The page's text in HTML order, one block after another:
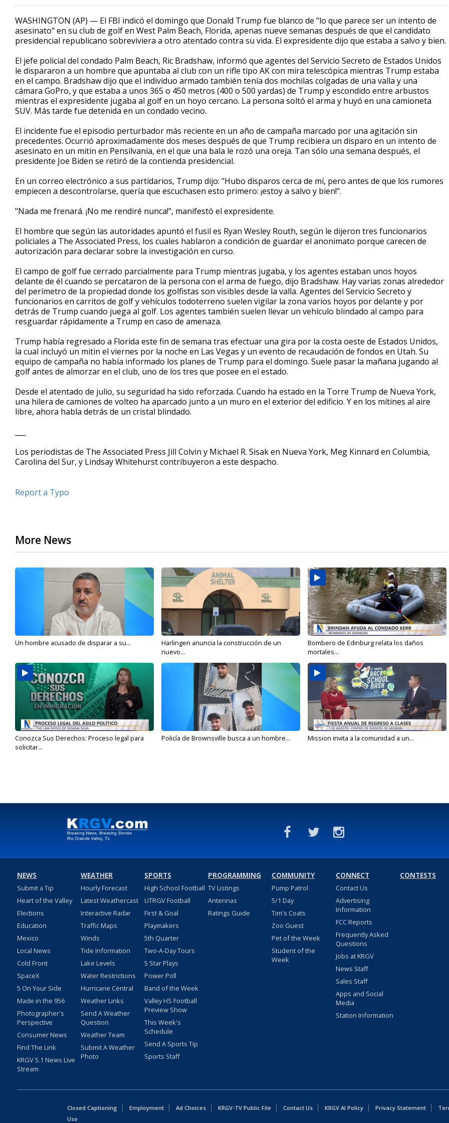
WASHINGTON (AP) — El FBI indicó el domingo que Donald Trump fue blanco de "lo que parece ser un intento de
asesinato" en su club de golf en West Palm Beach, Florida, apenas nueve semanas después de que el candidato
presidencial republicano sobreviviera a otro atentado contra su vida. El expresidente dijo que estaba a salvo y bien.
El jefe policial del condado Palm Beach, Ric Bradshaw, informó que agentes del Servicio Secreto de Estados Unidos
le dispararon a un hombre que apuntaba al club con un rifle tipo AK con mira telescópica mientras Trump estaba
en el campo. Bradshaw dijo que el individuo armado también tenía dos mochilas colgadas de una valla y una
cámara GoPro, y que estaba a unos 365 o 450 metros (400 o 500 yardas) de Trump y escondido entre arbustos
mientras el expresidente jugaba al golf en un hoyo cercano. La persona soltó el arma y huyó en una camioneta
SUV. Más tarde fue detenida en un condado vecino.
El incidente fue el episodio perturbador más reciente en un año de campaña marcado por una agitación sin
precedentes. Ocurrió aproximadamente dos meses después de que Trump recibiera un disparo en un intento de
asesinato en un mitin en Pensilvania, en el que una bala le rozó una oreja. Tan sólo una semana después, el
presidente Joe Biden se retiró de la contienda presidencial.
En un correo electrónico a sus partidarios, Trump dijo: "Hubo disparos cerca de mí, pero antes de que los rumores
empiecen a descontrolarse, quería que escuchasen esto primero: ¡estoy a salvo y bien!".
"Nada me frenará. ¡No me rendiré nunca!", manifestó el expresidente.
El hombre que según las autoridades apuntó el fusil es Ryan Wesley Routh, según le dijeron tres funcionarios
policiales a The Associated Press, los cuales hablaron a condición de guardar el anonimato porque carecen de
autorización para declarar sobre la investigación en curso.
El campo de golf fue cerrado parcialmente para Trump mientras jugaba, y los agentes estaban unos hoyos
delante de él cuando se percataron de la persona con el arma de fuego, dijo Bradshaw. Hay varias zonas alrededor
del perímetro de la propiedad donde los golfistas son visibles desde la valla. Agentes del Servicio Secreto y
funcionarios en carritos de golf y vehículos todoterreno suelen vigilar la zona varios hoyos por delante y por
detrás de Trump cuando juega al golf. Los agentes también suelen llevar un vehículo blindado al campo para
resguardar rápidamente a Trump en caso de amenaza.
Trump había regresado a Florida este fin de semana tras efectuar una gira por la costa oeste de Estados Unidos,
la cual incluyó un mitin el viernes por la noche en Las Vegas y un evento de recaudación de fondos en Utah. Su
equipo de campaña no había informado los planes de Trump para el domingo. Suele pasar la mañana jugando al
golf antes de almorzar en el club, uno de los tres que posee en el estado.
Desde el atentado de julio, su seguridad ha sido reforzada. Cuando ha estado en la Torre Trump de Nueva York,
una hilera de camiones de volteo ha aparcado junto a un muro en el exterior del edificio. Y en los mítines al aire
libre, ahora habla detrás de un cristal blindado.
Los periodistas de The Associated Press Jill Colvin y Michael R. Sisak en Nueva York, Meg Kinnard en Columbia,
Carolina del Sur, y Lindsay Whitehurst contribuyeron a este despacho.
Report a Typo
More News
Un hombre acusado de disparar a su...
Harlingen anuncia la construcción de un
nuevo...
Bombero de Edinburg relata los daños
mortales...
Conozca Sus Derechos: Proceso legal para
solicitar...
Policía de Brownsville busca a un hombre... Mission invita a la comunidad a un...
NEWS
Submit a Tip
Heart of the Valley
Elections
Education
Mexico
Local News
Cold Front
SpaceX
5 On Your Side
Made in the 956
Photographer's
Perspective
Consumer News
Find The Link
KRGV 5.1 News Live
Stream
WEATHER
Hourly Forecast
Latest Weathercast
Interactive Radar
Traffic Maps
Winds
Tide Information
Lake Levels
Water Restrictions
Hurricane Central
Weather Links
Send A Weather
Question
Weather Team
Submit A Weather
Photo
SPORTS
High School Football
UTRGV Football
First & Goal
Playmakers
5th Quarter
Two-A-Day Tours
5 Star Plays
Power Poll
Band of the Week
Valley HS Football
Preview Show
This Week's
Schedule
Send A Sports Tip
Sports Staff
PROGRAMMING
TV Listings
Antennas
Ratings Guide
COMMUNITY
Pump Patrol
5/1 Day
Tim's Coats
Zoo Guest
Pet of the Week
Student of the
Week
CONNECT
Contact Us
Advertising
Information
FCC Reports
Frequently Asked
Questions
Jobs at KRGV
News Staff
Sales Staff
Apps and Social
Media
Station Information
CONTESTS
Closed Captioning Employment Ad Choices KRGV-TV Public File Contact Us KRGV AI Policy Privacy Statement
Uso